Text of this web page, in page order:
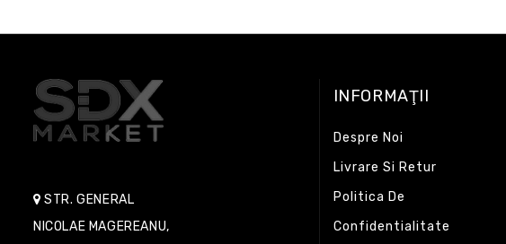
STR. GENERAL
NICOLAE MAGEREANU,
INFORMAŢII
Despre Noi
Livrare Si Retur
Politica De
Confidentialitate